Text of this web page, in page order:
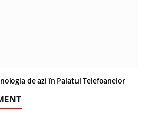
de azi în Palatul Telefoanelor